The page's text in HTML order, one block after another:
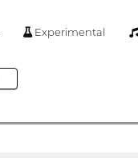
Experimental